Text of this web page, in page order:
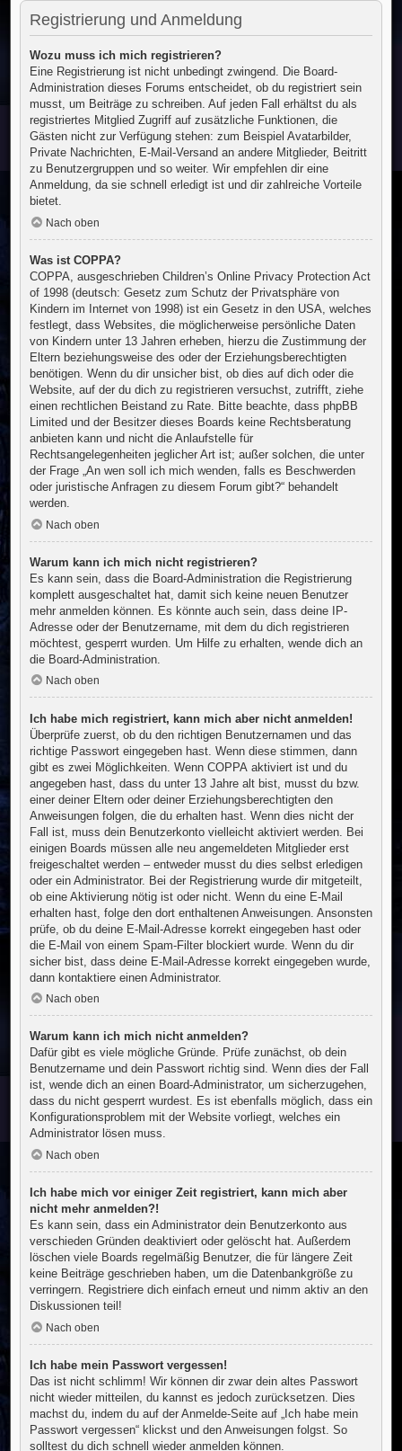
Registrierung und Anmeldung
Wozu muss ich mich registrieren?
Eine Registrierung ist nicht unbedingt zwingend. Die Board-
Administration dieses Forums entscheidet, ob du registriert sein
musst, um Beiträge zu schreiben. Auf jeden Fall erhältst du als
registriertes Mitglied Zugriff auf zusätzliche Funktionen, die
Gästen nicht zur Verfügung stehen: zum Beispiel Avatarbilder,
Private Nachrichten, E-Mail-Versand an andere Mitglieder, Beitritt
zu Benutzergruppen und so weiter. Wir empfehlen dir eine
Anmeldung, da sie schnell erledigt ist und dir zahlreiche Vorteile
bietet.
Nach oben
Was ist COPPA?
COPPA, ausgeschrieben Children’s Online Privacy Protection Act
of 1998 (deutsch: Gesetz zum Schutz der Privatsphäre von
Kindern im Internet von 1998) ist ein Gesetz in den USA, welches
festlegt, dass Websites, die möglicherweise persönliche Daten
von Kindern unter 13 Jahren erheben, hierzu die Zustimmung der
Eltern beziehungsweise des oder der Erziehungsberechtigten
benötigen. Wenn du dir unsicher bist, ob dies auf dich oder die
Website, auf der du dich zu registrieren versuchst, zutrifft, ziehe
einen rechtlichen Beistand zu Rate. Bitte beachte, dass phpBB
Limited und der Besitzer dieses Boards keine Rechtsberatung
anbieten kann und nicht die Anlaufstelle für
Rechtsangelegenheiten jeglicher Art ist; außer solchen, die unter
der Frage „An wen soll ich mich wenden, falls es Beschwerden
oder juristische Anfragen zu diesem Forum gibt?“ behandelt
werden.
Nach oben
Warum kann ich mich nicht registrieren?
Es kann sein, dass die Board-Administration die Registrierung
komplett ausgeschaltet hat, damit sich keine neuen Benutzer
mehr anmelden können. Es könnte auch sein, dass deine IP-
Adresse oder der Benutzername, mit dem du dich registrieren
möchtest, gesperrt wurden. Um Hilfe zu erhalten, wende dich an
die Board-Administration.
Nach oben
Ich habe mich registriert, kann mich aber nicht anmelden!
Überprüfe zuerst, ob du den richtigen Benutzernamen und das
richtige Passwort eingegeben hast. Wenn diese stimmen, dann
gibt es zwei Möglichkeiten. Wenn COPPA aktiviert ist und du
angegeben hast, dass du unter 13 Jahre alt bist, musst du bzw.
einer deiner Eltern oder deiner Erziehungsberechtigten den
Anweisungen folgen, die du erhalten hast. Wenn dies nicht der
Fall ist, muss dein Benutzerkonto vielleicht aktiviert werden. Bei
einigen Boards müssen alle neu angemeldeten Mitglieder erst
freigeschaltet werden – entweder musst du dies selbst erledigen
oder ein Administrator. Bei der Registrierung wurde dir mitgeteilt,
ob eine Aktivierung nötig ist oder nicht. Wenn du eine E-Mail
erhalten hast, folge den dort enthaltenen Anweisungen. Ansonsten
prüfe, ob du deine E-Mail-Adresse korrekt eingegeben hast oder
die E-Mail von einem Spam-Filter blockiert wurde. Wenn du dir
sicher bist, dass deine E-Mail-Adresse korrekt eingegeben wurde,
dann kontaktiere einen Administrator.
Nach oben
Warum kann ich mich nicht anmelden?
Dafür gibt es viele mögliche Gründe. Prüfe zunächst, ob dein
Benutzername und dein Passwort richtig sind. Wenn dies der Fall
ist, wende dich an einen Board-Administrator, um sicherzugehen,
dass du nicht gesperrt wurdest. Es ist ebenfalls möglich, dass ein
Konfigurationsproblem mit der Website vorliegt, welches ein
Administrator lösen muss.
Nach oben
Ich habe mich vor einiger Zeit registriert, kann mich aber
nicht mehr anmelden?!
Es kann sein, dass ein Administrator dein Benutzerkonto aus
verschieden Gründen deaktiviert oder gelöscht hat. Außerdem
löschen viele Boards regelmäßig Benutzer, die für längere Zeit
keine Beiträge geschrieben haben, um die Datenbankgröße zu
verringern. Registriere dich einfach erneut und nimm aktiv an den
Diskussionen teil!
Nach oben
Ich habe mein Passwort vergessen!
Das ist nicht schlimm! Wir können dir zwar dein altes Passwort
nicht wieder mitteilen, du kannst es jedoch zurücksetzen. Dies
machst du, indem du auf der Anmelde-Seite auf „Ich habe mein
Passwort vergessen“ klickst und den Anweisungen folgst. So
solltest du dich schnell wieder anmelden können.